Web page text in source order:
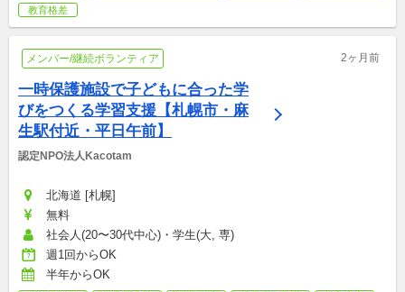
教育格差
メンバー/継続ボランティア 2ヶ月前
一時保護施設で子どもに合った学
びをつくる学習支援【札幌市・麻
生駅付近・平日午前】
認定NPO法人Kacotam
北海道 [札幌]
無料
社会人(20〜30代中心)・学生(大, 専)
週1回からOK
半年からOK